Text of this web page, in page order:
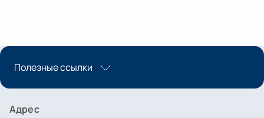
Полезные ссылки
Адрес